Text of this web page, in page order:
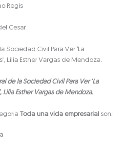
Regis
Cesar
Civil Para Ver ‘La
Lilia Esther Vargas de Mendoza.
de la Sociedad Civil Para Ver ‘La
Lilia Esther Vargas de Mendoza.
Toda una vida empresarial son: